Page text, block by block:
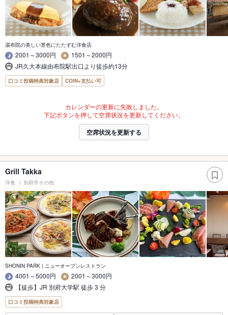
湯布院の美しい景色にたたずむ洋食店
2001～3000円
1501～2000円
JR久大本線由布院駅出口より徒歩約13分
口コミ投稿特典対象店 COIN+支払い可
カレンダーの更新に失敗しました。
下記ボタンを押して空席状況を更新してください。
空席状況を更新する
Grill Takka
洋食 別府市その他
SHONIN PARK | ニューオープンレストラン
4001～5000円
2001～3000円
【徒歩】JR 別府大学駅 徒歩 3 分
口コミ投稿特典対象店